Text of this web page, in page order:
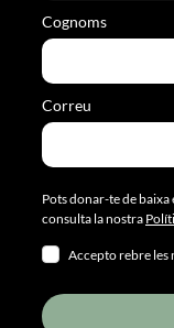
Cognoms
Correu
Pots donar-te de
consulta la nostra
Accepto rebre les